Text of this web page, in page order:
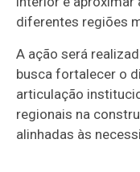
diferentes regiões
A ação será
busca fortalecer o
articulação
regionais na
alinhadas às